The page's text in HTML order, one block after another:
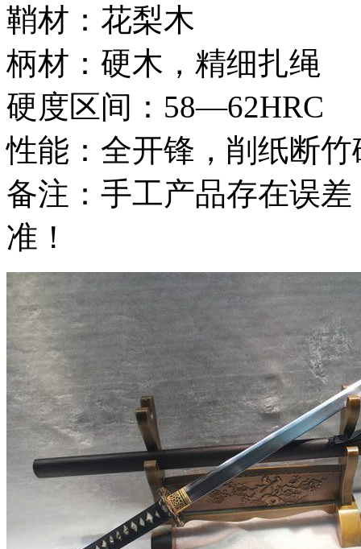
鞘材：花梨木
柄材：硬木，精细扎绳
硬度区间：58—62HRC
性能：全开锋，削纸断竹
备注：手工产品存在误
准！